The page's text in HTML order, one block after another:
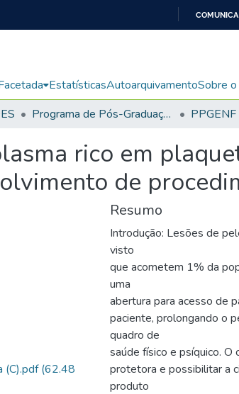
EstatísticasAutoarquivamentoSobre
Programa de Pós-Graduação em Enfermagem
rico em
de
(C).pdf(62.48
Resumo
Introdução: Lesões de
visto
que acometem 1% da
uma
abertura para acesso de
paciente, prolongando o
quadro de
saúde físico e psíquico. O
protetora e possibilitar a
produto